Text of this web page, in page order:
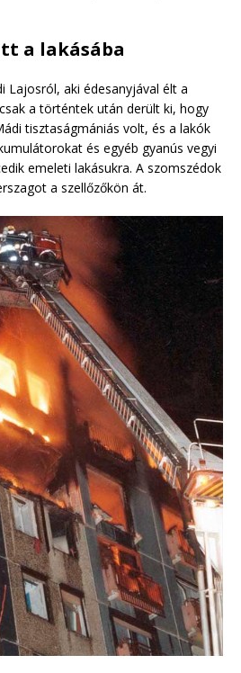
a lakásába
Lajosról, aki édesanyjával élt a
a történtek után derült ki, hogy
tisztaságmániás volt, és a lakók
és egyéb gyanús vegyi
emeleti lakásukra. A szomszédok
a szellőzőkön át.